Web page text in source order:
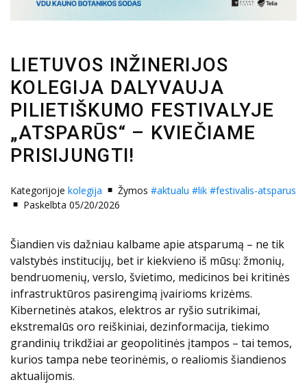
LIETUVOS INŽINERIJOS
KOLEGIJA DALYVAUJA
PILIETIŠKUMO FESTIVALYJE
„ATSPARŪS“ – KVIEČIAME
PRISIJUNGTI!
Kategorijoje kolegija Žymos #aktualu #lik #festivalis-atsparus
Paskelbta 05/20/2026
Šiandien vis dažniau kalbame apie atsparumą – ne tik
valstybės institucijų, bet ir kiekvieno iš mūsų: žmonių,
bendruomenių, verslo, švietimo, medicinos bei kritinės
infrastruktūros pasirengimą įvairioms krizėms.
Kibernetinės atakos, elektros ar ryšio sutrikimai,
ekstremalūs oro reiškiniai, dezinformacija, tiekimo
grandinių trikdžiai ar geopolitinės įtampos – tai temos,
kurios tampa nebe teorinėmis, o realiomis šiandienos
aktualijomis.